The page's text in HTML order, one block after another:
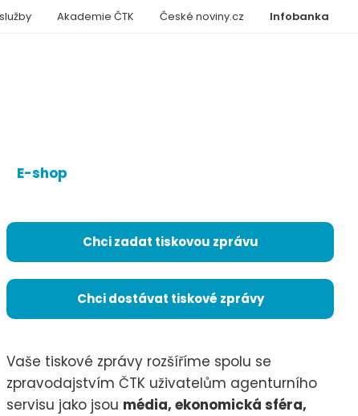
E-shop
Infobanka
Akademie ČTK České noviny.cz
Chci zadat tiskovou zprávu
Chci dostávat tiskové zprávy
Vaše tiskové zprávy rozšíříme spolu se
zpravodajstvím ČTK uživatelům agenturního
servisu jako jsou média, ekonomická sféra,